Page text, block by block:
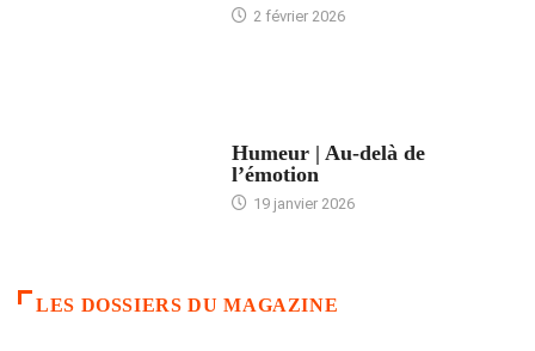
2 février 2026
Humeur | Au-delà de
l’émotion
19 janvier 2026
LES DOSSIERS DU MAGAZINE